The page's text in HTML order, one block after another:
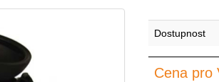
Dostupnost
Cena pro